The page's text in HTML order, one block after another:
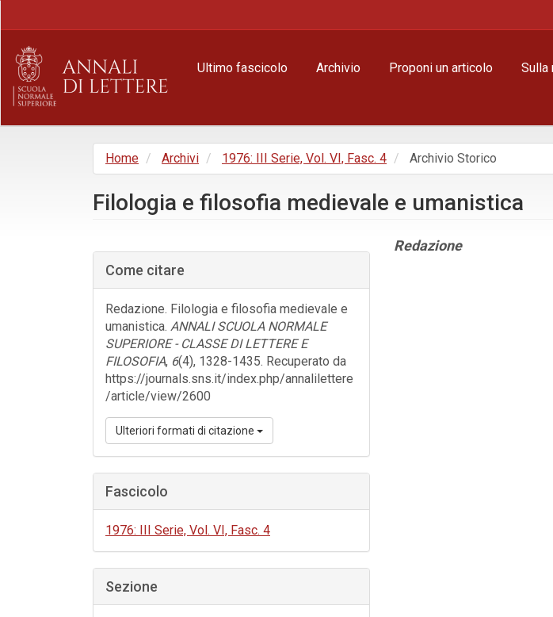
principale
Barra
laterale
Ultimo fascicolo Archivio Proponi un articolo Sulla
Home Archivi 1976: III Serie, Vol. VI, Fasc. 4 Archivio Storico
Filologia e filosofia medievale e umanistica
laterale
dell'articolo
Come citare
Redazione. Filologia e filosofia medievale e
umanistica. ANNALI SCUOLA NORMALE
SUPERIORE - CLASSE DI LETTERE E
FILOSOFIA, 6(4), 1328-1435. Recuperato da
https://journals.sns.it/index.php/annalilettere
/article/view/2600
Ulteriori formati di citazione
Fascicolo
1976: III Serie, Vol. VI, Fasc. 4
Sezione
Contenuto
Redazione